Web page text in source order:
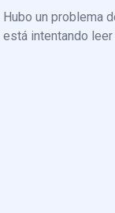
Hubo un problema
está intentando